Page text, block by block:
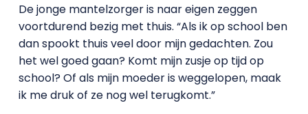
De jonge mantelzorger is naar eigen zeggen
voortdurend bezig met thuis. “Als ik op school ben
dan spookt thuis veel door mijn gedachten. Zou
het wel goed gaan? Komt mijn zusje op tijd op
school? Of als mijn moeder is weggelopen, maak
ik me druk of ze nog wel terugkomt.”